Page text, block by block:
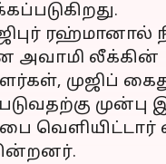
ரஹ்மானால்
அவாமி லீக்கின்
முஜிப்
முன்பு
வெளியிட்டார்